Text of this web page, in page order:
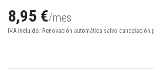
8,95 €/mes
IVA incluido. Renovación automática salvo cancelación